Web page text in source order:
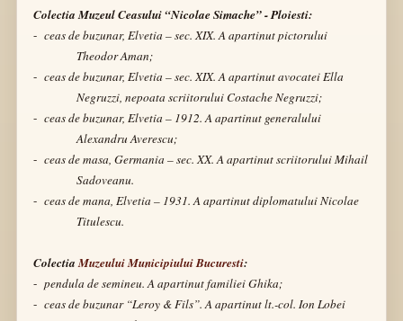
Colectia Muzeul Ceasului “Nicolae Simache” - Ploiesti:
- ceas de buzunar, Elvetia – sec.XIX. A apartinut pictorului
Theodor Aman;
- ceas de buzunar, Elvetia – sec.XIX. A apartinut avocatei Ella
Negruzzi, nepoata scriitorului Costache Negruzzi;
- ceas de buzunar, Elvetia – 1912. A apartinut generalului
Alexandru Averescu;
- ceas de masa, Germania – sec. XX. A apartinut scriitorului Mihail
Sadoveanu.
- ceas de mana, Elvetia – 1931. A apartinut diplomatului Nicolae
Titulescu.
ColectiaMuzeului Municipiului Bucuresti:
- pendula de semineu. A apartinut familiei Ghika;
- ceas de buzunar “Leroy & Fils”.A apartinut lt.-col. Ion Lobei